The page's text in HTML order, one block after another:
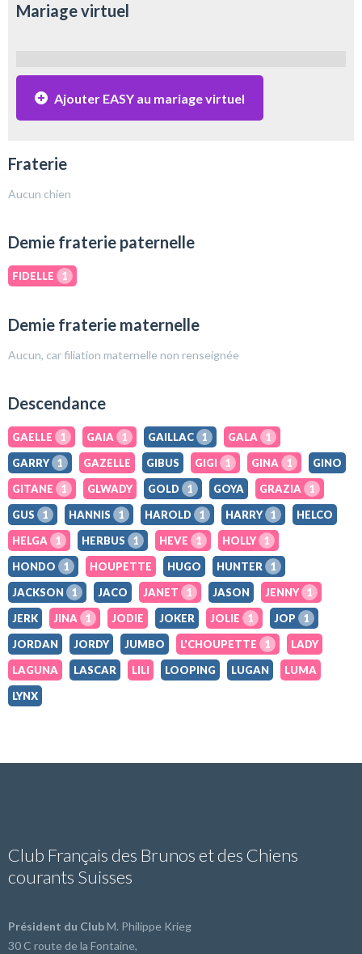
Mariage virtuel
Ajouter EASY au mariage virtuel
Fraterie
Aucun chien
Demie fraterie paternelle
FIDELLE 1
Demie fraterie maternelle
Aucun, car filiation maternelle non renseignée
Descendance
GAELLE 1 GAIA 1 GAILLAC 1 GALA
1
GARRY 1 GAZELLE GIBUS GIGI 1 GINA 1
GINO
GITANE
1 GLWADY GOLD 1 GOYA GRAZIA
1
GUS
1 HANNIS 1 HAROLD 1 HARRY 1
HELCO
HELGA
1 HERBUS 1 HEVE 1 HOLLY 1
HONDO
1 HOUPETTE HUGO HUNTER
1
JACKSON
1 JACO JANET 1 JASON JENNY 1
JERK
JINA 1 JODIE JOKER JOLIE 1 JOP
1
JORDAN
JORDY JUMBO L'CHOUPETTE 1
LADY
LAGUNA
LASCAR LILI LOOPING LUGAN
LUMA
LYNX
Club Français des Brunos et des Chiens
courants Suisses
Président du ClubM. Philippe Krieg
30 C route de la Fontaine,